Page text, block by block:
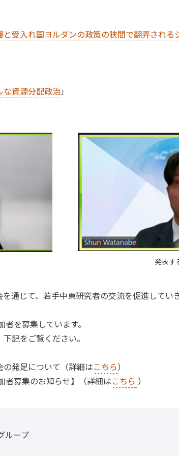
受入れ国ヨルダンの政策の狭間で翻弄され
な資源分配政治」
発表す
通じて、若手中東研究者の交流を促進してい
を募集しています。
記をご覧ください。
の発足について（詳細はこちら）
者募集のお知らせ】（詳細はこちら ）
ループ